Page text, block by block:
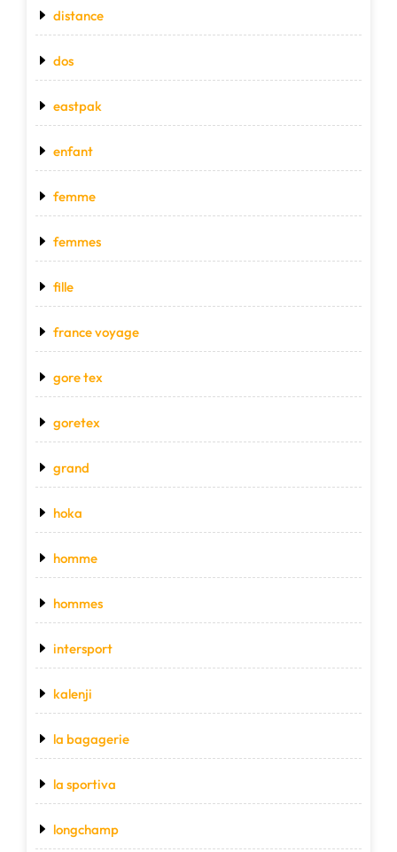
distance
dos
eastpak
enfant
femme
femmes
fille
france voyage
gore tex
goretex
grand
hoka
homme
hommes
intersport
kalenji
la bagagerie
la sportiva
longchamp